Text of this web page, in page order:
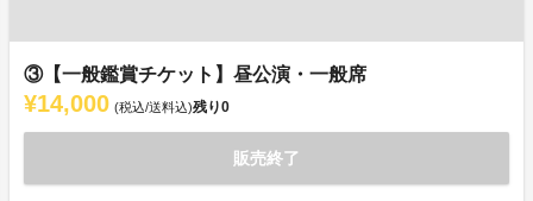
③【一般鑑賞チケット】昼公演・一般席
¥14,000 (税込/送料込)残り0
販売終了